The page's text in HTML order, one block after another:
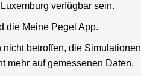
verfügbar sein.
die Meine Pegel App.
betroffen, die Simulationen
mehr auf gemessenen Daten.